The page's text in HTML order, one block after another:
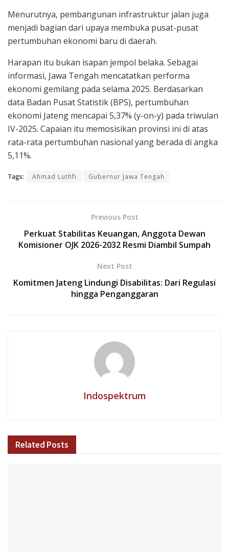
Menurutnya, pembangunan infrastruktur jalan juga
menjadi bagian dari upaya membuka pusat-pusat
pertumbuhan ekonomi baru di daerah.
Harapan itu bukan isapan jempol belaka. Sebagai
informasi, Jawa Tengah mencatatkan performa
ekonomi gemilang pada selama 2025. Berdasarkan
data Badan Pusat Statistik (BPS), pertumbuhan
ekonomi Jateng mencapai 5,37% (y-on-y) pada triwulan
IV-2025. Capaian itu memosisikan provinsi ini di atas
rata-rata pertumbuhan nasional yang berada di angka
5,11%.
Tags: Ahmad Luthfi Gubernur Jawa Tengah
Previous Post
Perkuat Stabilitas Keuangan, Anggota Dewan
Komisioner OJK 2026-2032 Resmi Diambil Sumpah
Next Post
Komitmen Jateng Lindungi Disabilitas: Dari Regulasi
hingga Penganggaran
Indospektrum
Related Posts